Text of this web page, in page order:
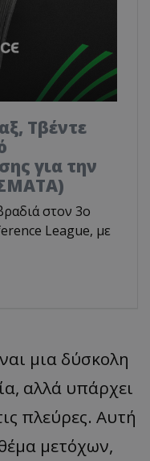
Τβέντε
για την
στον 3ο
League, με
μια δύσκολη
αλλά υπάρχει
πλεύρες. Αυτή
μετόχων,